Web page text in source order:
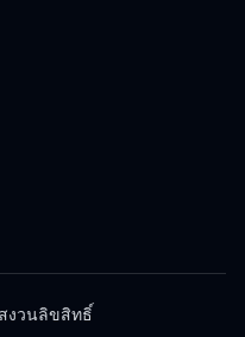
งวนลิขสิทธิ์